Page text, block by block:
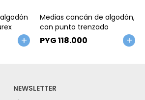
Medias cancán de algodón,
con punto trenzado
PYG118.000
NEWSLETTER